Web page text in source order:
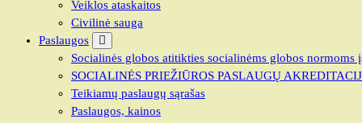
Veiklos ataskaitos
Civilinė sauga
Paslaugos
Socialinės globos atitikties socialinėms globos normoms
SOCIALINĖS PRIEŽIŪROS PASLAUGŲ
Teikiamų paslaugų sąrašas
Paslaugos, kainos